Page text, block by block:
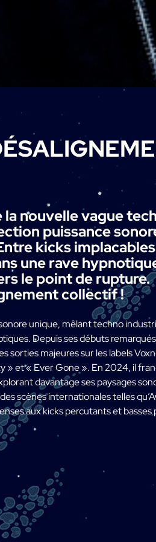
nouvelle vague
puissance
kicks
une rave
le point de rupture.
collectif !
unique, mêlant techno
Depuis ses débuts
sorties majeures sur les labels
» et « Ever Gone ». En 2024, il
davantage ses paysages
scènes internationales telles
aux kicks percutants et basses